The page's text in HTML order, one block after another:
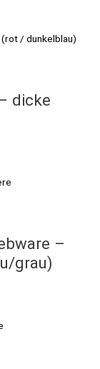
dicke
–
grau)